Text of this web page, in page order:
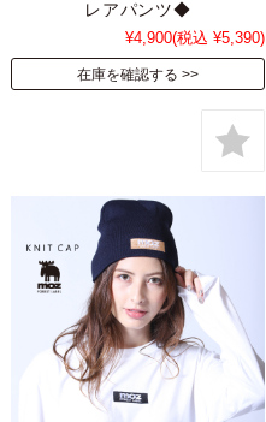
レアパンツ◆
¥4,900(税込 ¥5,390)
在庫を確認する